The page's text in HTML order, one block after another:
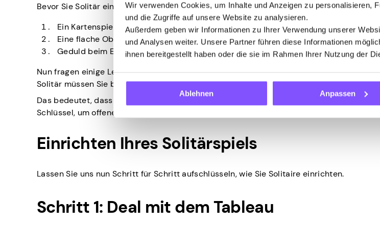
Wir verwenden Cookies, um Inhalte und Anzeigen zu personalisieren,
und die Zugriffe auf unsere Website zu analysieren.
Außerdem geben wir Informationen zu Ihrer Verwendung unserer
und Analysen weiter. Unsere Partner führen diese Informationen
ihnen bereitgestellt haben oder die sie im Rahmen Ihrer Nutzung der
Ablehnen Anpassen
Bevor Sie Solitär einrichten können, benötigen Sie mehrere Dinge:
Ein Kartenspiel (52 Karten, keine Joker).
Eine flache Oberfläche, wie ein Tisch, ein Schreibtisch oder der Boden.
Geduld beim Einrichten des Spiels.
Nun fragen einige Leute: “Erfordert Solitär rote und schwarze Karten?”. Die Antwort ist
Solitär müssen Sie beim Stapeln die Farben wechseln.
Das bedeutet, dass rote Herzen oder Karo unter schwarzes Kreuz oder Pik gelegt
Schlüssel, um offene Karten zu bewegen und das Solitärspiel zu gewinnen.
Einrichten Ihres Solitärspiels
Lassen Sie uns nun Schritt für Schritt aufschlüsseln, wie Sie Solitaire einrichten.
Schritt 1: Deal mit dem Tableau